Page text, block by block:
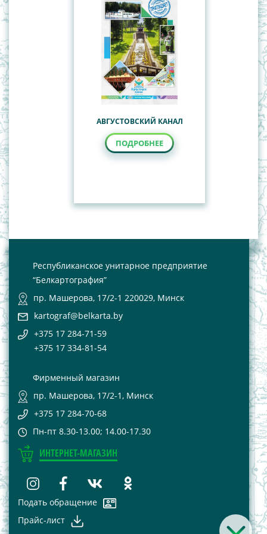
Общегеографические, обзорно-
топографические карты
Политико-административные карты Республики
Туристские карты
Наглядные пособия
Учебные настенные карты
АВГУСТОВСКИЙ КАНАЛ
ПОДРОБНЕЕ
Республиканское унитарное предприятие
“Белкартография”
пр. Машерова, 17/2-1 220029, Минск
kartograf@belkarta.by
+375 17 284-71-59
+375 17 334-81-54
Фирменный магазин
пр. Машерова, 17/2-1, Минск
+375 17 284-70-68
Пн-пт 8.30-13.00; 14.00-17.30
ИНТЕРНЕТ-МАГАЗИН
Подать обращение
Прайс-лист